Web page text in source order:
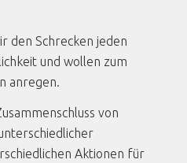
den Schrecken jeden
und wollen zum
anregen.
von
Aktionen für